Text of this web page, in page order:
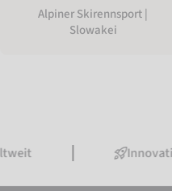
Alpiner Skirennsport |
Slowakei
Innovative